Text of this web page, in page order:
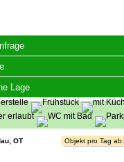
Lage
OT
Objekt pro Tag ab: